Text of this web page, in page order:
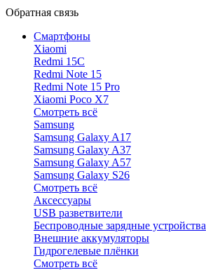
Обратная связь
Смартфоны
Xiaomi
Redmi 15C
Redmi Note 15
Redmi Note 15 Pro
Xiaomi Poco X7
Смотреть всё
Samsung
Samsung Galaxy A17
Samsung Galaxy A37
Samsung Galaxy A57
Samsung Galaxy S26
Смотреть всё
Аксессуары
USB разветвители
Беспроводные зарядные устройства
Внешние аккумуляторы
Гидрогелевые плёнки
Смотреть всё